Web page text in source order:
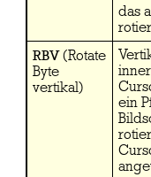
das
RBV(Rotate
Byte
vertikal)
ein